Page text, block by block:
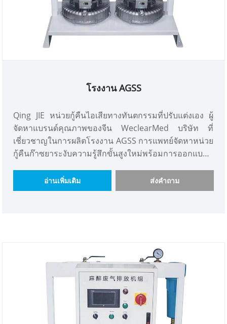
โรงงาน AGSS
Qing JIE หน่วยกู้คืนไอเสียทางทันตกรรมที่ปรับแต่งเอง ผู้
จัดหาแบรนด์คุณภาพของจีน WeclearMed บริษัท ที่
เชี่ยวชาญในการผลิตโรงงาน AGSS การแพทย์จัดหาหน่วย
กู้คืนก๊าซยาระงับความรู้สึกขั้นสูงใหม่พร้อมการออกแบบที่
เครือข่ายการควบคุมระยะไกลที่มีส่วนต่อประสานกับ
มนุษย์ ยินดีต้อนรับที่จะปรึกษาเพื่อรับโปรแกรมใบเสนอ
อ่านเพิ่มเติม ส่งคำถาม